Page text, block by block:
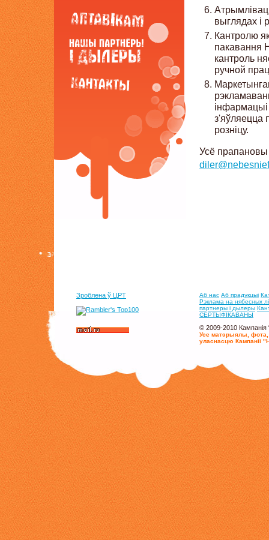
выглядах і
Кантролю
пакавання
кантроль
ручной
з'яўляецца
розніцу.
Усё
Зроблена ў ЦРТ Аб нас Аб прадукцыi
Рэклама на нябесных
партнеры i дылеры
СЕРТЫФIКАВАНЫ
© 2009-2010 Кампанія
Усе матэрыялы, фота,
уласнасцю Кампаніі